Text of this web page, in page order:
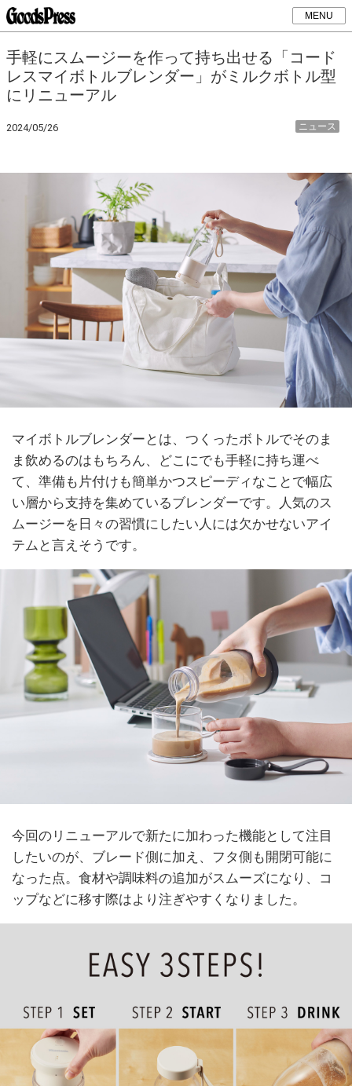
MENU
手軽にスムージーを作って持ち出せる「コード
レスマイボトルブレンダー」がミルクボトル型
にリニューアル
2024/05/26 ニュース
マイボトルブレンダーとは、つくったボトルでそのま
ま飲めるのはもちろん、どこにでも手軽に持ち運べ
て、準備も片付けも簡単かつスピーディなことで幅広
い層から支持を集めているブレンダーです。人気のス
ムージーを日々の習慣にしたい人には欠かせないアイ
テムと言えそうです。
今回のリニューアルで新たに加わった機能として注目
したいのが、ブレード側に加え、フタ側も開閉可能に
なった点。食材や調味料の追加がスムーズになり、コ
ップなどに移す際はより注ぎやすくなりました。